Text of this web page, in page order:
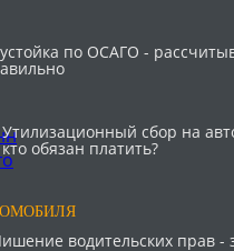
по ОСАГО -
Утилизационный сбор на
кто обязан платить?
водительских прав -